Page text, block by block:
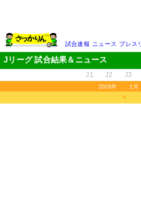
試合速報 ニュース プレス
Jリーグ 試合結果＆ニュース
J1 J2 J3
2026年 1月
＜